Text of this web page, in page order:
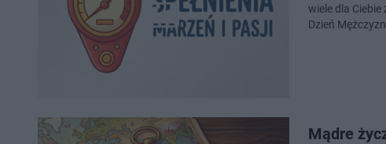
wiele dla
Dzień
Mądre